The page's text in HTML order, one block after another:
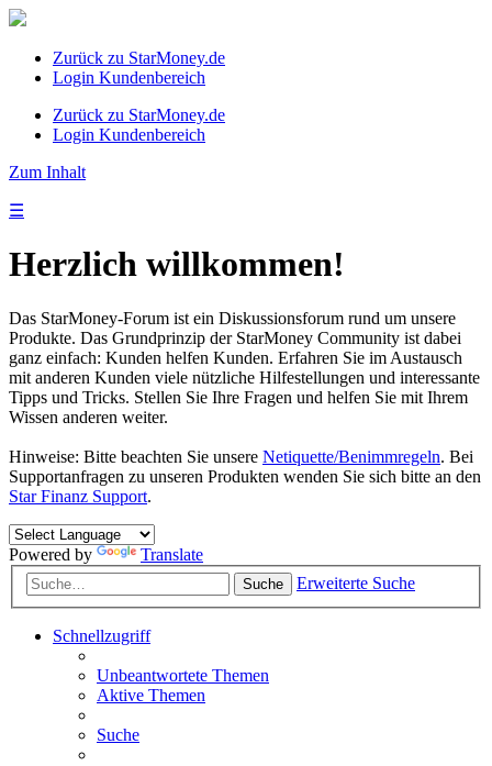
Zurück zu StarMoney.de
Login Kundenbereich
Zurück zu StarMoney.de
Login Kundenbereich
Zum Inhalt
☰
Herzlich willkommen!
Das StarMoney-Forum ist ein Diskussionsforum rund um unsere
Produkte. Das Grundprinzip der StarMoney Community ist dabei
ganz einfach: Kunden helfen Kunden. Erfahren Sie im Austausch
mit anderen Kunden viele nützliche Hilfestellungen und interessante
Tipps und Tricks. Stellen Sie Ihre Fragen und helfen Sie mit Ihrem
Wissen anderen weiter.
Hinweise: Bitte beachten Sie unsere Netiquette/Benimmregeln. Bei
Supportanfragen zu unseren Produkten wenden Sie sich bitte an den
Star Finanz Support.
Powered by Translate
Suche Erweiterte Suche
Schnellzugriff
Unbeantwortete Themen
Aktive Themen
Suche